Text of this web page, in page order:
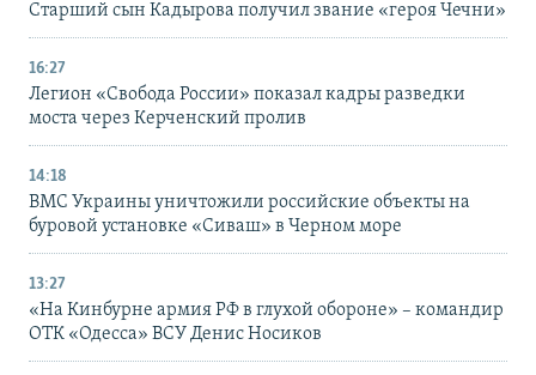
Старший сын Кадырова получил звание «героя Чечни»
16:27
Легион «Свобода России» показал кадры разведки
моста через Керченский пролив
14:18
ВМС Украины уничтожили российские объекты на
буровой установке «Сиваш» в Черном море
13:27
«На Кинбурне армия РФ в глухой обороне» – командир
ОТК «Одесса» ВСУ Денис Носиков